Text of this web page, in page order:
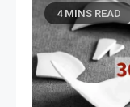
4 MINS READ